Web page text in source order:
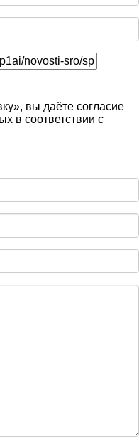
вы даёте согласие
в соответствии с